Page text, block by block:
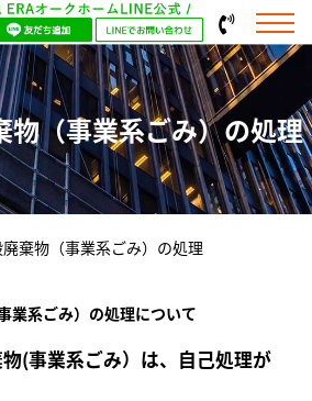
物（事業系ごみ）の処理
棄物（事業系ごみ）の処理
業系ごみ）の処理について
(事業系ごみ）は、自己処理が